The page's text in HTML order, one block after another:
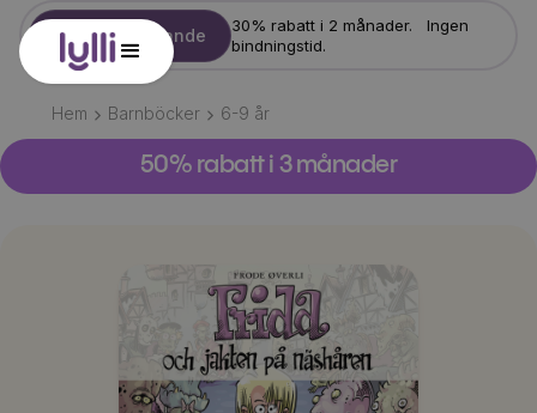
Starta erbjudande
30% rabatt i 2 månader. Ingen
bindningstid.
Hem Barnböcker 6-9 år
50% rabatt i 3 månader